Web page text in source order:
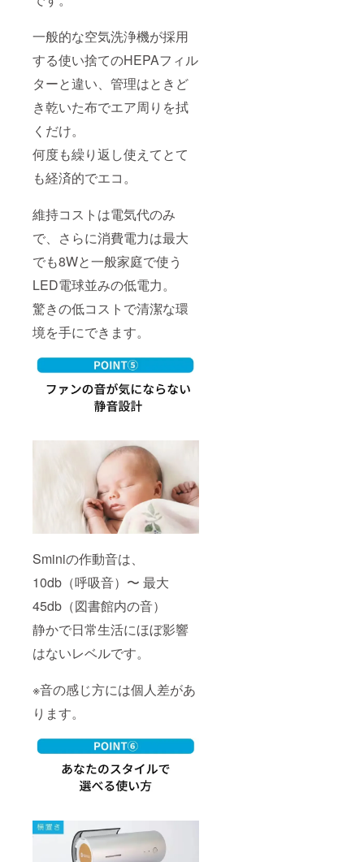
一般的な空気洗浄機が採用
する使い捨てのHEPAフィル
ターと違い、管理はときど
き乾いた布でエア周りを拭
くだけ。
何度も繰り返し使えてとて
も経済的でエコ。
維持コストは電気代のみ
で、さらに消費電力は最大
でも8Wと一般家庭で使う
LED電球並みの低電力。
驚きの低コストで清潔な環
境を手にできます。
Sminiの作動音は、
10db（呼吸音）〜 最大
45db（図書館内の音）
静かで日常生活にほぼ影響
はないレベルです。
※音の感じ方には個人差があ
ります。